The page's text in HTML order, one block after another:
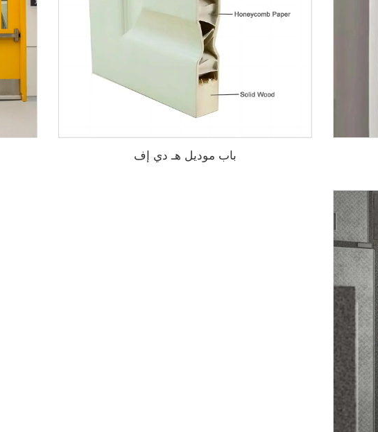
باب موديل هـ دي إف